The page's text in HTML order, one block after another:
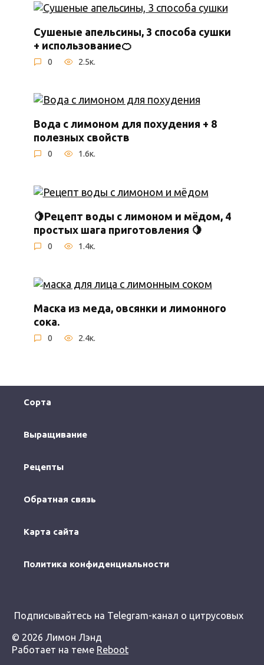
Сушеные апельсины, 3 способа сушки
+ использование🍊
0 2.5к.
Вода с лимоном для похудения + 8
полезных свойств
0 1.6к.
🍋Рецепт воды с лимоном и мёдом, 4
простых шага приготовления 🍋
0 1.4к.
Маска из меда, овсянки и лимонного
сока.
0 2.4к.
Сорта
Выращивание
Рецепты
Обратная связь
Карта сайта
Политика конфиденциальности
Подписывайтесь на Telegram-канал о цитрусовых
© 2026 Лимон Лэнд
Работает на теме Reboot